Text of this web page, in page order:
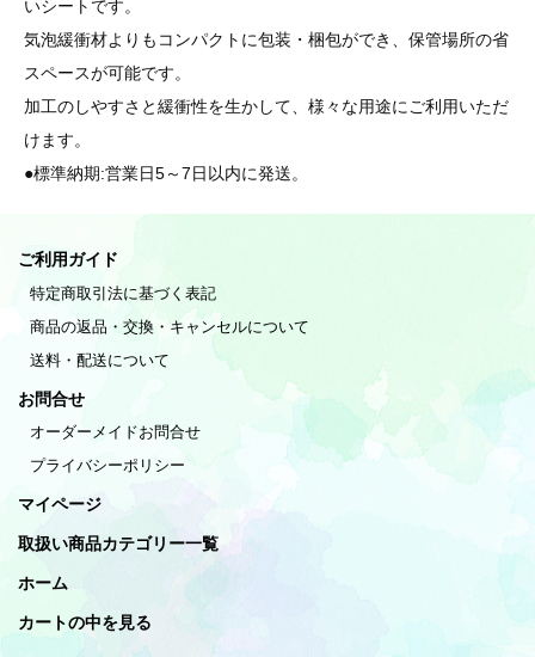
いシートです。
気泡緩衝材よりもコンパクトに包装・梱包ができ、保管場所の省
スペースが可能です。
加工のしやすさと緩衝性を生かして、様々な用途にご利用いただ
けます。
●標準納期:営業日5～7日以内に発送。
ご利用ガイド
特定商取引法に基づく表記
商品の返品・交換・キャンセルについて
送料・配送について
お問合せ
オーダーメイドお問合せ
プライバシーポリシー
マイページ
取扱い商品カテゴリー一覧
ホーム
カートの中を見る